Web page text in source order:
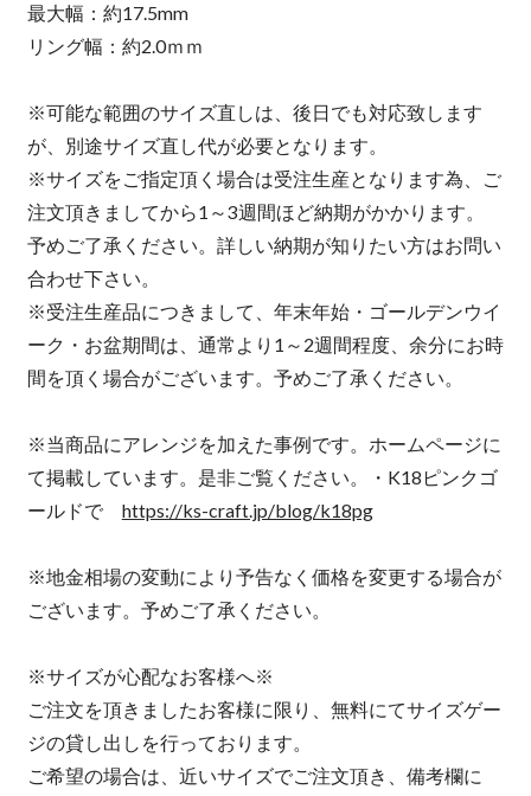
最大幅：約17.5mm
リング幅：約2.0ｍｍ
※可能な範囲のサイズ直しは、後日でも対応致します
が、別途サイズ直し代が必要となります。
※サイズをご指定頂く場合は受注生産となります為、ご
注文頂きましてから1～3週間ほど納期がかかります。
予めご了承ください。詳しい納期が知りたい方はお問い
合わせ下さい。
※受注生産品につきまして、年末年始・ゴールデンウイ
ーク・お盆期間は、通常より1～2週間程度、余分にお時
間を頂く場合がございます。予めご了承ください。
※当商品にアレンジを加えた事例です。ホームページに
て掲載しています。是非ご覧ください。・K18ピンクゴ
ールドで https://ks-craft.jp/blog/k18pg
※地金相場の変動により予告なく価格を変更する場合が
ございます。予めご了承ください。
※サイズが心配なお客様へ※
ご注文を頂きましたお客様に限り、無料にてサイズゲー
ジの貸し出しを行っております。
ご希望の場合は、近いサイズでご注文頂き、備考欄に